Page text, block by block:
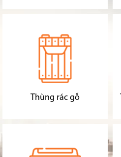
Thùng rác gỗ